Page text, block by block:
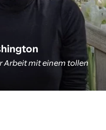
Arbeit mit einem tollen